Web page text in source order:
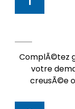
ComplÃ©tez
votre
creusÃ©e